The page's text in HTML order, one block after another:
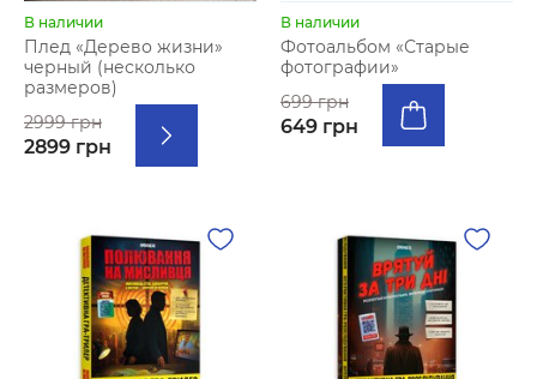
В наличии
Плед «Дерево жизни»
черный (несколько
размеров)
2999 грн
2899 грн
В наличии
Фотоальбом «‎Старые
фотографии»
699 грн
649 грн